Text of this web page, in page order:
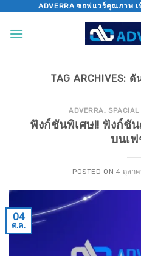
content
ADVERRA ซอฟแวร์คุณภาพ
TAG ARCHIVES: ดั
ADVERRA, SPACIAL
ฟังก์ชันพิเศษ!! ฟังก์ชั
บนเ
POSTED ON 4 ตุลา
04
ต.ค.